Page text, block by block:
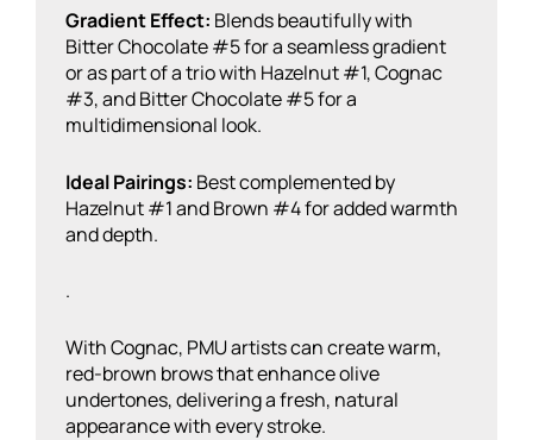
Gradient Effect: Blends beautifully with
Bitter Chocolate #5 for a seamless gradient
or as part of a trio with Hazelnut #1, Cognac
#3, and Bitter Chocolate #5 for a
multidimensional look.
Ideal Pairings: Best complemented by
Hazelnut #1 and Brown #4 for added warmth
and depth.
.
With Cognac, PMU artists can create warm,
red-brown brows that enhance olive
undertones, delivering a fresh, natural
appearance with every stroke.